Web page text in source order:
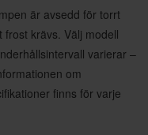
är avsedd för torrt
krävs. Välj modell
varierar –
om
finns för varje